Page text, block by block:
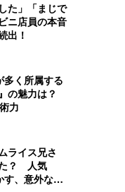
た」「まじで
ニ店員の本音
出！
く所属する
の魅力は？
力
ライス兄さ
？ 人気
、意外な過